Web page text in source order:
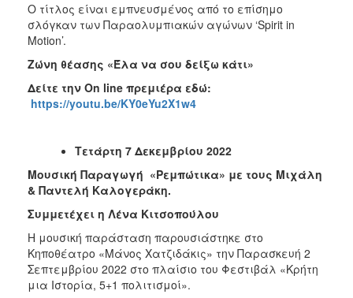
Ο τίτλος είναι εμπνευσμένος από το επίσημο
σλόγκαν των Παραολυμπιακών αγώνων ‘Spirit in
Motion’.
Ζώνη θέασης «Έλα να σου δείξω κάτι»
Δείτε την On line πρεμιέρα εδώ:
https://youtu.be/KY0eYu2X1w4
Τετάρτη 7 Δεκεμβρίου 2022
Μουσική Παραγωγή «Ρεμπώτικα» με τους Μιχάλη
& Παντελή Καλογεράκη.
Συμμετέχει η Λένα Κιτσοπούλου
Η μουσική παράσταση παρουσιάστηκε στο
Κηποθέατρο «Μάνος Χατζιδάκις» την Παρασκευή 2
Σεπτεμβρίου 2022 στο πλαίσιο του Φεστιβάλ «Κρήτη
μια Ιστορία, 5+1 πολιτισμοί».